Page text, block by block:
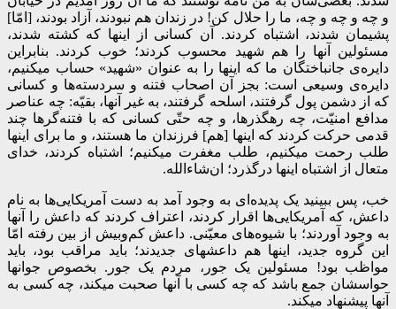
و چه و چه و چه، ما را حلال کن! در زندان هم نبودند، آزاد بودند، [امّا]
پشیمان شدند، اشتباه کردند. آن کسانی از اینها که کشته شدند،
مسئولین آنها را هم شهید محسوب کردند؛ خوب کردند. بنابراین
دایره‌ی جانباختگان ما که اینها را به عنوان «شهید» حساب میکنیم،
دایره‌ی وسیعی است: بجز آن اصحاب فتنه و سردسته‌ها و کسانی
که از دشمن پول گرفتند، اسلحه گرفتند، به غیر آنها، بقیّه: چه عناصر
مدافع امنیّت، چه رهگذرها، و چه حتّی کسانی که با فتنه‌گرها چند
قدمی حرکت کردند که اینها [هم] فرزندان ما هستند، و ما برای اینها
طلب رحمت میکنیم، طلب مغفرت میکنیم؛ اشتباه کردند، خدای
متعال از اشتباه اینها درگذرد؛ ان‌شاءالله.
خب، پس ببینید یک پدیده‌ای به وجود آمد به دست آمریکایی‌ها به نام
داعش، که آمریکایی‌ها اقرار کردند، اعتراف کردند که داعش را آنها
به وجود آوردند؛ با شیوه‌های معیّنی. داعش کم‌وبیش از بین رفته امّا
این گروه جدید، اینها هم داعشهای جدیدند؛ باید مراقب بود، باید
مواظب بود! مسئولین یک جور، مردم یک جور. بخصوص جوانها
حواسشان جمع باشد که چه کسی با آنها صحبت میکند، چه کسی به
آنها پیشنهاد میکند.